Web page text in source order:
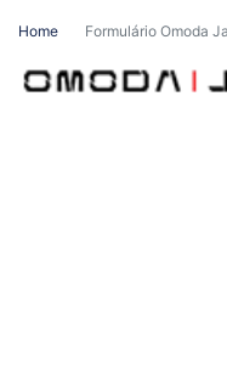
Home Formulário Omoda